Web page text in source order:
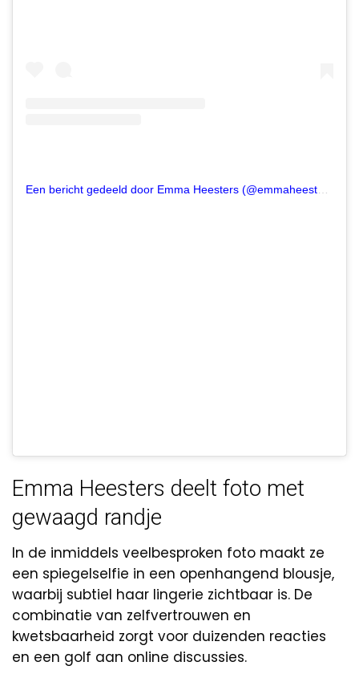
Emma Heesters deelt foto met
gewaagd randje
In de inmiddels veelbesproken foto maakt ze
een spiegelselfie in een openhangend blousje,
waarbij subtiel haar lingerie zichtbaar is. De
combinatie van zelfvertrouwen en
kwetsbaarheid zorgt voor duizenden reacties
en een golf aan online discussies.